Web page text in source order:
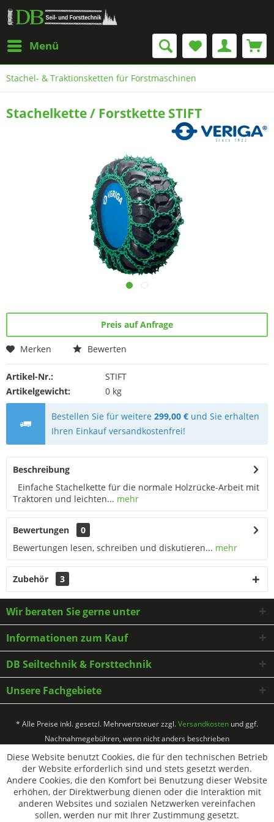
Menü
Stachel- & Traktionsketten für Forstmaschinen
Stachelkette / Forstkette STIFT
Preis auf Anfrage
Merken Bewerten
Artikel-Nr.:
STIFT
Artikelgewicht:
0 kg
Bestellen Sie für weitere299,00 € und Sie erhalten
Ihren Einkauf versandkostenfrei!
Beschreibung
Einfache Stachelkette für die normale Holzrücke-Arbeit mit
Traktoren und leichten... mehr
Bewertungen
0
Bewertungen lesen, schreiben und diskutieren... mehr
Zubehör 3
Wir beraten Sie gerne unter
Informationen zum Kauf
DB Seiltechnik & Forsttechnik
Unsere Fachgebiete
* Alle Preise inkl. gesetzl. Mehrwertsteuer zzgl.Versandkosten und ggf.
Nachnahmegebühren, wenn nicht anders beschrieben
Diese Website benutzt Cookies, die für den technischen Betrieb
der Website erforderlich sind und stets gesetzt werden.
Andere Cookies, die den Komfort bei Benutzung dieser Website
erhöhen, der Direktwerbung dienen oder die Interaktion mit
anderen Websites und sozialen Netzwerken vereinfachen
sollen, werden nur mit Ihrer Zustimmung gesetzt.